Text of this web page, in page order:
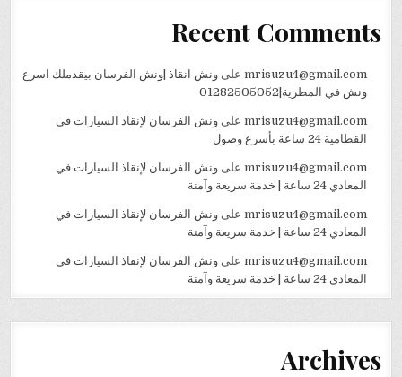
Recent Comments
mrisuzu4@gmail.comعلى ونش انقاذ |ونش الفرسان بيقدملك اسرع
ونش في المطرية|01282505052
mrisuzu4@gmail.comعلى ونش الفرسان لإنقاذ السيارات في
القطامية 24 ساعة بأسرع وصول
mrisuzu4@gmail.comعلى ونش الفرسان لإنقاذ السيارات في
المعادي 24 ساعة | خدمة سريعة وآمنة
mrisuzu4@gmail.comعلى ونش الفرسان لإنقاذ السيارات في
المعادي 24 ساعة | خدمة سريعة وآمنة
mrisuzu4@gmail.comعلى ونش الفرسان لإنقاذ السيارات في
المعادي 24 ساعة | خدمة سريعة وآمنة
Archives